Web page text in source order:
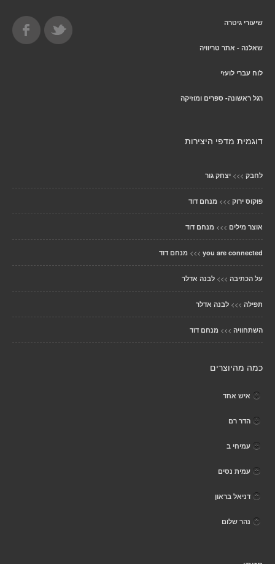
שיעורי גיטרה
שאלנה - אתר טריוויה
לוח עברי לועזי
רגל ראשונה- ספרים ומוזיקה
דוגמית מדפי היצירות
לחבק >>> יצחק גור
פוקוס ירוק >>> מנחם דוד
אוצר מילים >>> מנחם דוד
you are connected
>>> מנחם דוד
על הכתיבה >>> לבנה אדלר
תפילה >>> לבנה אדלר
השתחוויה >>> מנחם דוד
כמה מהיוצרים
איש אחד
הדר רם
עמיחי ב
עמית נסים
דניאל בראון
נהר שלום